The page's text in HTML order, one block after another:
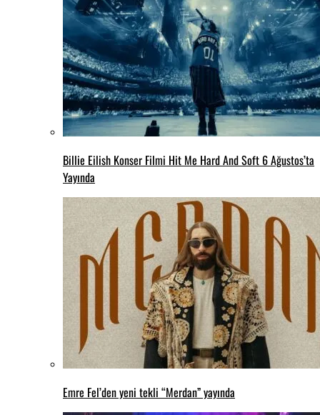
Billie Eilish Konser Filmi Hit Me Hard And Soft 6 Ağustos’ta
Yayında
Emre Fel’den yeni tekli “Merdan” yayında